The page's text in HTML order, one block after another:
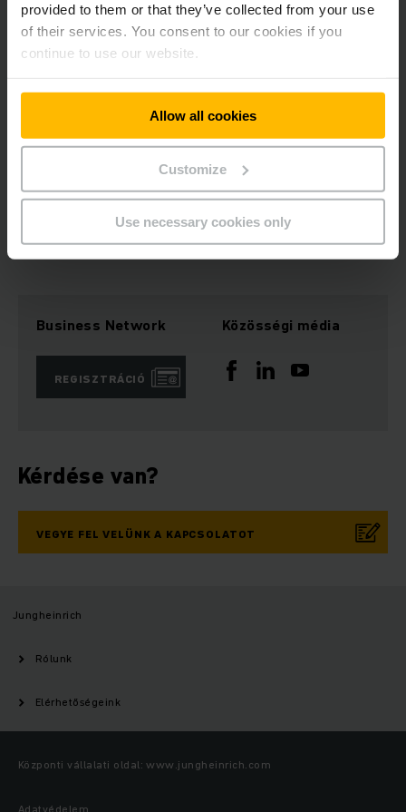
provided to them or that they’ve collected from your use
of their services. You consent to our cookies if you
continue to use our website.
Allow all cookies
Customize
Use necessary cookies only
Profishop webáruház: info@jungheinrich-profishop.hu
EU Adószám: HU10773903
Cégjegyzékszám: 13-09-070761
Business Network
REGISZTRÁCIÓ
Közösségi média
Kérdése van?
VEGYE FEL VELÜNK A KAPCSOLATOT
Jungheinrich
Rólunk
Elérhetőségeink
Központi vállalati oldal: www.jungheinrich.com